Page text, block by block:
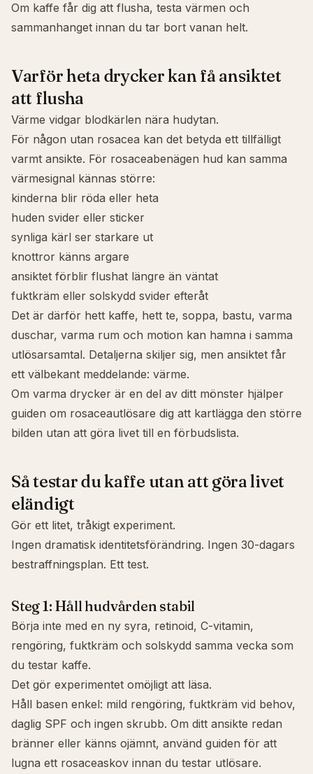
Om kaffe får dig att flusha, testa värmen och
sammanhanget innan du tar bort vanan helt.
Varför heta drycker kan få ansiktet
att flusha
Värme vidgar blodkärlen nära hudytan.
För någon utan rosacea kan det betyda ett tillfälligt
varmt ansikte. För rosaceabenägen hud kan samma
värmesignal kännas större:
kinderna blir röda eller heta
huden svider eller sticker
synliga kärl ser starkare ut
knottror känns argare
ansiktet förblir flushat längre än väntat
fuktkräm eller solskydd svider efteråt
Det är därför hett kaffe, hett te, soppa, bastu, varma
duschar, varma rum och motion kan hamna i samma
utlösarsamtal. Detaljerna skiljer sig, men ansiktet får
ett välbekant meddelande: värme.
Om varma drycker är en del av ditt mönster hjälper
guiden om rosaceautlösare dig att kartlägga den större
bilden utan att göra livet till en förbudslista.
Så testar du kaffe utan att göra livet
eländigt
Gör ett litet, tråkigt experiment.
Ingen dramatisk identitetsförändring. Ingen 30-dagars
bestraffningsplan. Ett test.
Steg 1: Håll hudvården stabil
Börja inte med en ny syra, retinoid, C-vitamin,
rengöring, fuktkräm och solskydd samma vecka som
du testar kaffe.
Det gör experimentet omöjligt att läsa.
Håll basen enkel: mild rengöring, fuktkräm vid behov,
daglig SPF och ingen skrubb. Om ditt ansikte redan
bränner eller känns ojämnt, använd guiden för att
lugna ett rosaceaskov innan du testar utlösare.